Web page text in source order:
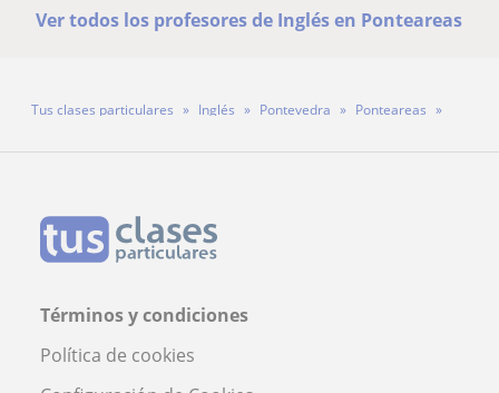
Ver todos los profesores de Inglés en Ponteareas
Tus clases particulares Inglés Pontevedra
Ponteareas
Términos y condiciones
Política de cookies